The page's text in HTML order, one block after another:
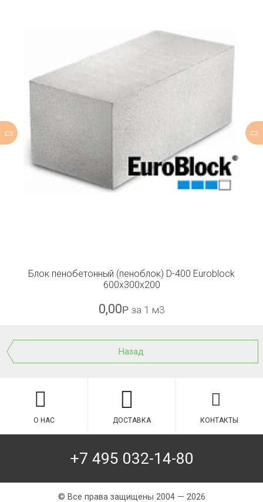
Блок пенобетонный (пеноблок) D-400 Euroblock
600x300x200
0,00Р за 1 м3
Назад
О НАС ДОСТАВКА КОНТАКТЫ
+7 495 032-14-80
© Все права защищены 2004 — 2026